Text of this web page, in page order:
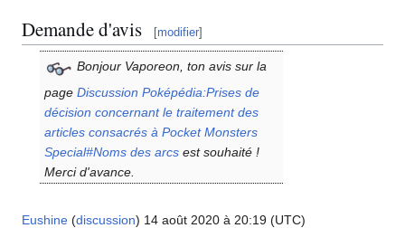
Demande d'avis [modifier]
Bonjour Vaporeon, ton avis sur la
page Discussion Poképédia:Prises de
décision concernant le traitement des
articles consacrés à Pocket Monsters
Special#Noms des arcs est souhaité !
Merci d'avance.
Eushine (discussion) 14 août 2020 à 20:19 (UTC)